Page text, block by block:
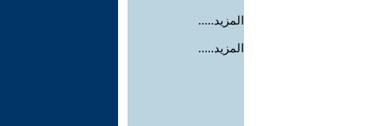
المزيد.....
المزيد.....